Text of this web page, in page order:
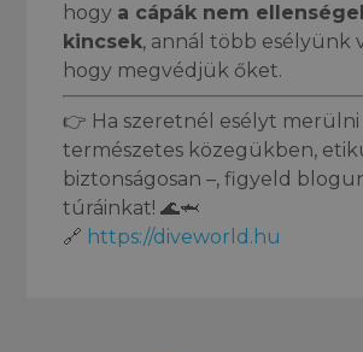
hogy a cápák nem
kincsek, annál több esélyünk
hogy megvédjük őket.
👉 Ha szeretnél esélyt merülni
természetes közegükben,
biztonságosan –, figyeld
túráinkat! 🌊🦈
🔗 https://diveworld.hu